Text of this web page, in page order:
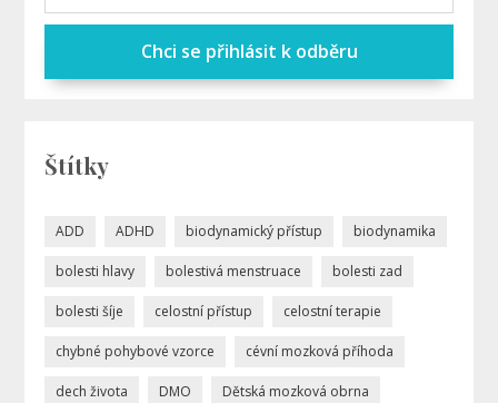
Chci se přihlásit k odběru
Štítky
ADD ADHD biodynamický přístup biodynamika
bolesti hlavy bolestivá menstruace bolesti zad
bolesti šíje celostní přístup celostní terapie
chybné pohybové vzorce cévní mozková příhoda
dech života DMO Dětská mozková obrna